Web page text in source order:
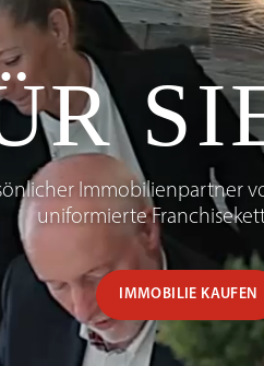
Immobilienpartner
uniformierte
IMMOBILIE KAUFEN